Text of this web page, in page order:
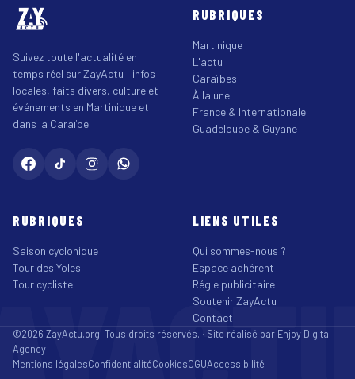
Suivez toute l'actualité en
temps réel sur ZayActu : infos
locales, faits divers, culture et
événements en Martinique et
dans la Caraïbe.
RUBRIQUES
Martinique
L'actu
Caraïbes
À la une
France & Internationale
Guadeloupe & Guyane
RUBRIQUES
Saison cyclonique
Tour des Yoles
Tour cycliste
LIENS UTILES
Qui sommes-nous ?
Espace adhérent
Régie publicitaire
Soutenir ZayActu
Contact
©2026 ZayActu.org. Tous droits réservés. · Site réalisé par Enjoy Digital
Agency
Mentions légalesConfidentialitéCookiesCGUAccessibilité